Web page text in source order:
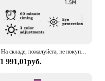
На складе, пожалуйста, не покупайте-Monitor Light Bar Настольные лампы Led Bar Monitor Lightba
1 991,01руб.